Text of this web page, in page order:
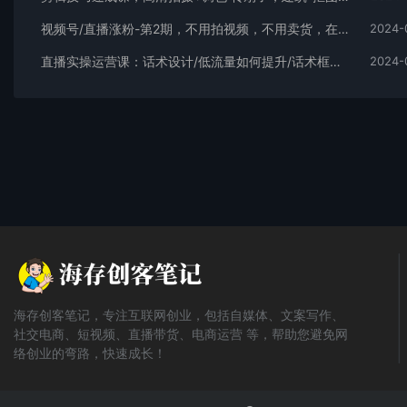
视频号/直播涨粉-第2期，不用拍视频，不用卖货，在直播间做菜，就可以搞钱 2024-
直播实操运营课：话术设计/低流量如何提升/话术框架/全场燃爆/非常干货 2024-
海存创客笔记，专注互联网创业，包括自媒体、文案写作、
社交电商、短视频、直播带货、电商运营 等，帮助您避免网
络创业的弯路，快速成长！